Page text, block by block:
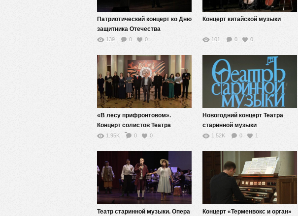
Патриотический концерт ко Дню
защитника Отечества
139 0 0
Концерт китайской музыки
101 0 0
«В лесу прифронтовом».
Концерт солистов Театра
старинной музыки
1.95K 0 0
Новогодний концерт Театра
старинной музыки
1.52K 0 1
Театр старинной музыки. Опера
Концерт «Терменвокс и орган»